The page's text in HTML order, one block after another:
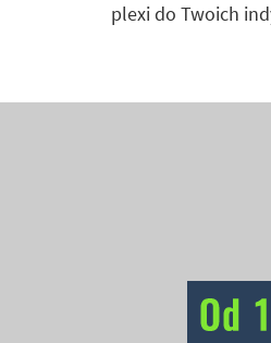
plexi do Twoich